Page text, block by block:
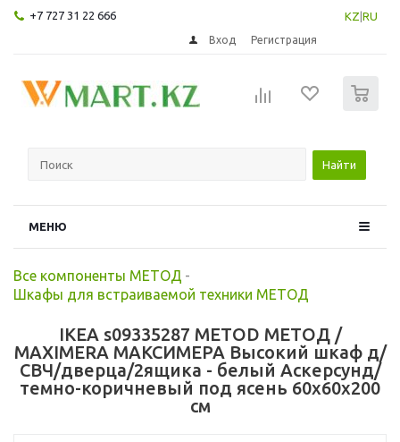
+7 727 31 22 666 KZ RU
Вход Регистрация
Найти
МЕНЮ
Все компоненты МЕТОД -
Шкафы для встраиваемой техники МЕТОД
IKEA s09335287 METOD МЕТОД /
MAXIMERA МАКСИМЕРА Высокий шкаф д/
СВЧ/дверца/2ящика - белый Аскерсунд/
темно-коричневый под ясень 60x60x200
см